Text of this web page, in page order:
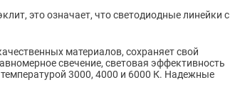
это означает, что светодиодные линейки с
материалов, сохраняет свой
свечение, световая эффективность
3000, 4000 и 6000 К. Надежные